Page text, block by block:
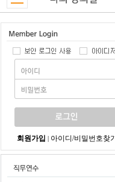
회원가입 아이디/비밀번호찾기